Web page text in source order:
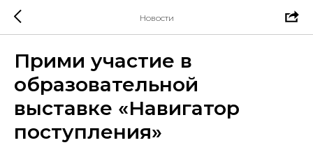
Новости
Прими участие в
образовательной
выставке «Навигатор
поступления»